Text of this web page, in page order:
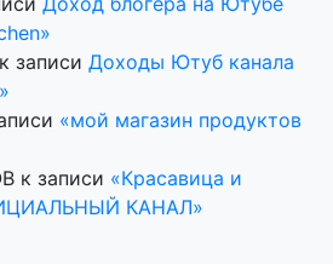
к записи Доходы Ютуб канала
«мой магазин продуктов
к записи «Красавица и
КАНАЛ»